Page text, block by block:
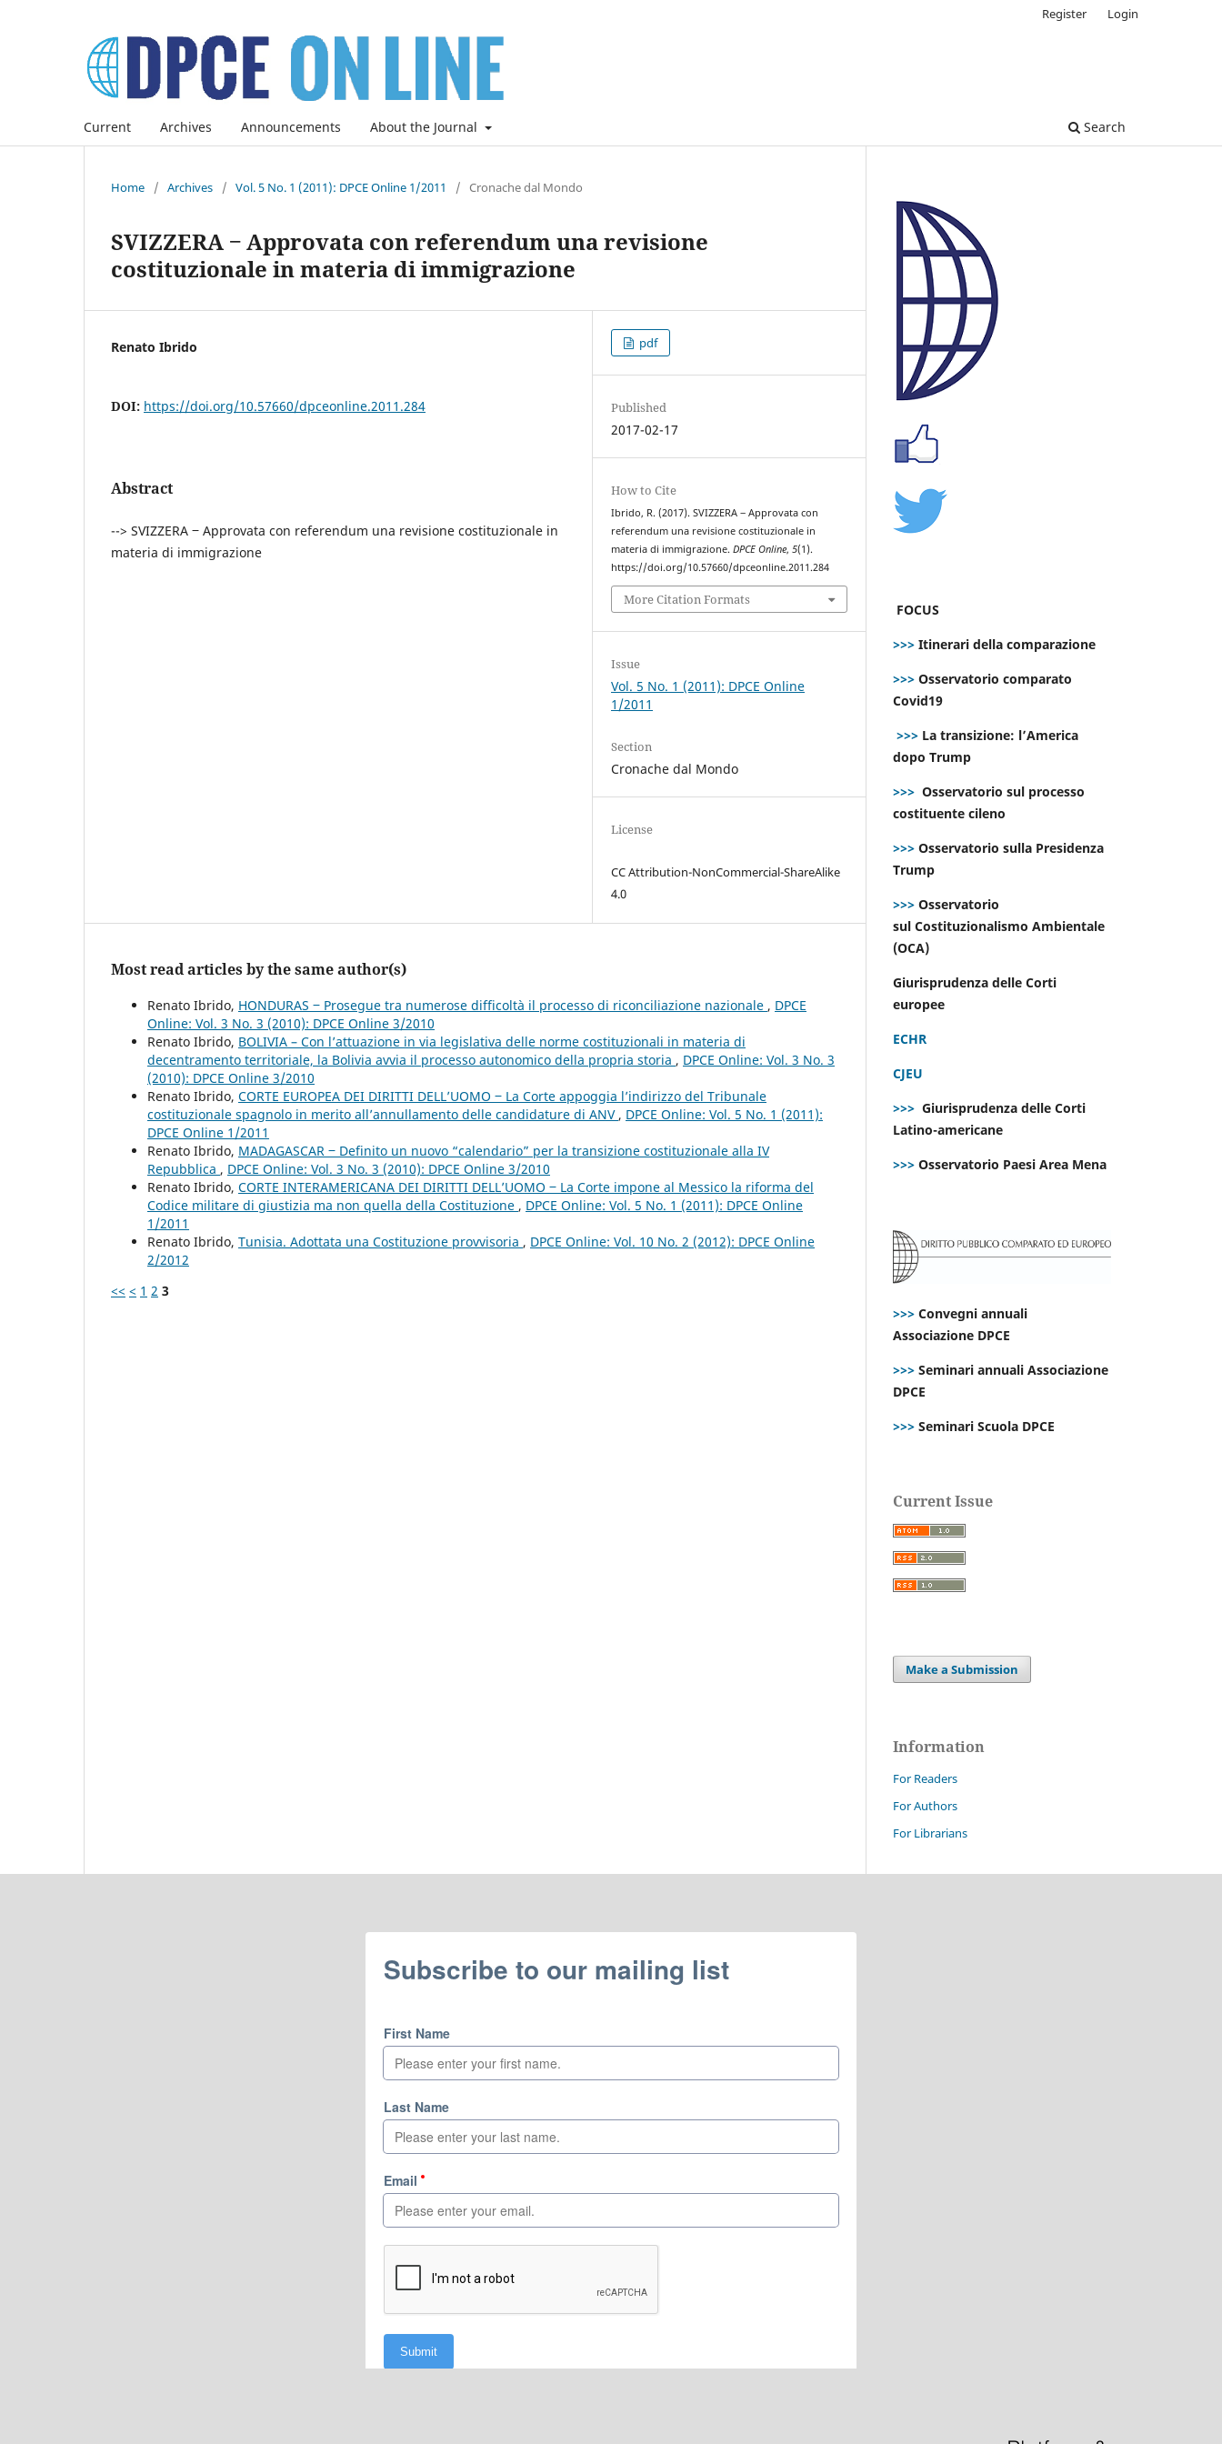
Current Archives Announcements About the Journal Search
Register Login
Home / Archives / Vol. 5 No. 1 (2011): DPCE Online 1/2011 / Cronache dal Mondo
SVIZZERA ‒ Approvata con referendum una revisione
costituzionale in materia di immigrazione
Renato Ibrido
DOI: https://doi.org/10.57660/dpceonline.2011.284
Abstract
--> SVIZZERA ‒ Approvata con referendum una revisione costituzionale in
materia di immigrazione
pdf
Published
2017-02-17
How to Cite
Ibrido, R. (2017). SVIZZERA ‒ Approvata con
referendum una revisione costituzionale in
materia di immigrazione.DPCE Online,5(1).
https://doi.org/10.57660/dpceonline.2011.284
More Citation Formats
Issue
Vol. 5 No. 1 (2011): DPCE Online
1/2011
Section
Cronache dal Mondo
License
CC Attribution-NonCommercial-ShareAlike
4.0
Most read articles by the same author(s)
Renato Ibrido, HONDURAS ‒ Prosegue tra numerose difficoltà il processo di riconciliazione nazionale , DPCE
Online: Vol. 3 No. 3 (2010): DPCE Online 3/2010
Renato Ibrido, BOLIVIA – Con l’attuazione in via legislativa delle norme costituzionali in materia di
decentramento territoriale, la Bolivia avvia il processo autonomico della propria storia , DPCE Online: Vol. 3 No. 3
(2010): DPCE Online 3/2010
Renato Ibrido, CORTE EUROPEA DEI DIRITTI DELL’UOMO ‒ La Corte appoggia l’indirizzo del Tribunale
costituzionale spagnolo in merito all’annullamento delle candidature di ANV , DPCE Online: Vol. 5 No. 1 (2011):
DPCE Online 1/2011
Renato Ibrido, MADAGASCAR ‒ Definito un nuovo “calendario” per la transizione costituzionale alla IV
Repubblica , DPCE Online: Vol. 3 No. 3 (2010): DPCE Online 3/2010
Renato Ibrido, CORTE INTERAMERICANA DEI DIRITTI DELL’UOMO ‒ La Corte impone al Messico la riforma del
Codice militare di giustizia ma non quella della Costituzione , DPCE Online: Vol. 5 No. 1 (2011): DPCE Online
1/2011
Renato Ibrido, Tunisia. Adottata una Costituzione provvisoria , DPCE Online: Vol. 10 No. 2 (2012): DPCE Online
2/2012
<< < 1 2 3
FOCUS
>>> Itinerari della comparazione
>>> Osservatorio comparato
Covid19
>>> La transizione: l’America
dopo Trump
>>> Osservatorio sul processo
costituente cileno
>>> Osservatorio sulla Presidenza
Trump
>>> Osservatorio
sul Costituzionalismo Ambientale
(OCA)
Giurisprudenza delle Corti
europee
ECHR
CJEU
>>> Giurisprudenza delle Corti
Latino-americane
>>> Osservatorio Paesi Area Mena
>>> Convegni annuali
Associazione DPCE
>>> Seminari annuali Associazione
DPCE
>>> Seminari Scuola DPCE
Current Issue
Make a Submission
Information
For Readers
For Authors
For Librarians